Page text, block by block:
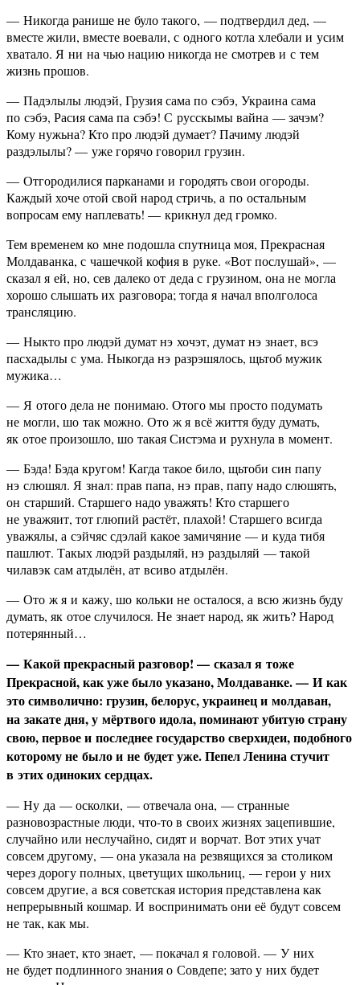
— Никогда ранише не було такого, — подтвердил дед, —
вместе жили, вместе воевали, с одного котла хлебали и усим
хватало. Я ни на чью нацию никогда не смотрев и с тем
жизнь прошов.
— Падэлылы людэй, Грузия сама по сэбэ, Украина сама
по сэбэ, Расия сама па сэбэ! С русскымы вайна — зачэм?
Кому нужьна? Кто про людэй думает? Пачиму людэй
раздэлылы? — уже горячо говорил грузин.
— Отгородилися парканами и городять свои огороды.
Каждый хоче отой свой народ стричь, а по остальным
вопросам ему наплевать! — крикнул дед громко.
Тем временем ко мне подошла спутница моя, Прекрасная
Молдаванка, с чашечкой кофия в руке. «Вот послушай», —
сказал я ей, но, сев далеко от деда с грузином, она не могла
хорошо слышать их разговора; тогда я начал вполголоса
трансляцию.
— Ныкто про людэй думат нэ хочэт, думат нэ знает, всэ
пасхадылы с ума. Ныкогда нэ разрэшялось, щьтоб мужик
мужика…
— Я отого дела не понимаю. Отого мы просто подумать
не могли, шо так можно. Ото ж я всё життя буду думать,
як отое произошло, шо такая Систэма и рухнула в момент.
— Бэда! Бэда кругом! Кагда такое било, щьтоби син папу
нэ слюшял. Я знал: прав папа, нэ прав, папу надо слюшять,
он старший. Старшего надо уважять! Кто старшего
не уважяит, тот глюпий растёт, плахой! Старшего всигда
уважялы, а сэйчяс сдэлай какое замичяние — и куда тибя
пашлют. Такых людэй раздыляй, нэ раздыляй — такой
чилавэк сам атдылён, ат всиво атдылён.
— Ото ж я и кажу, шо кольки не осталося, а всю жизнь буду
думать, як отое случилося. Не знает народ, як жить? Народ
потерянный…
— Какой прекрасный разговор! — сказал я тоже
Прекрасной, как уже было указано, Молдаванке. — И как
это символично: грузин, белорус, украинец и молдаван,
на закате дня, у мёртвого идола, поминают убитую страну
свою, первое и последнее государство сверхидеи, подобного
которому не было и не будет уже. Пепел Ленина стучит
в этих одиноких сердцах.
— Ну да — осколки, — отвечала она, — странные
разновозрастные люди, что-то в своих жизнях зацепившие,
случайно или неслучайно, сидят и ворчат. Вот этих учат
совсем другому, — она указала на резвящихся за столиком
через дорогу полных, цветущих школьниц, — герои у них
совсем другие, а вся советская история представлена как
непрерывный кошмар. И воспринимать они её будут совсем
не так, как мы.
— Кто знает, кто знает, — покачал я головой. — У них
не будет подлинного знания о Совдепе; зато у них будет